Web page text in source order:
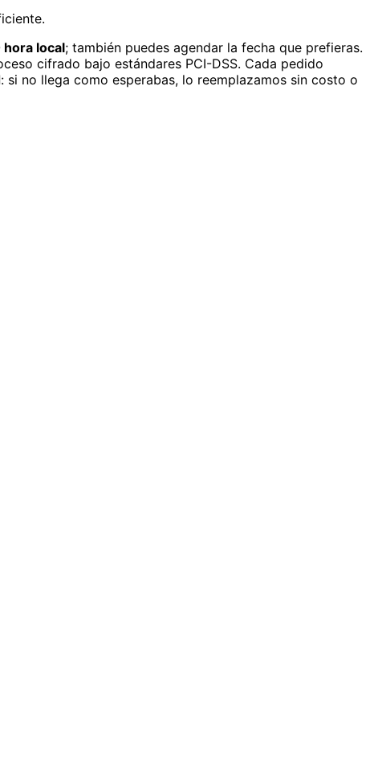
hora local; también puedes agendar la fecha que prefieras.
cifrado bajo estándares PCI-DSS. Cada pedido
: si no llega como esperabas, lo reemplazamos sin costo o